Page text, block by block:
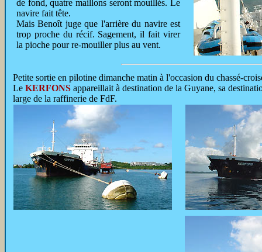
de fond, quatre maillons seront mouillés. Le
navire fait tête.
Mais Benoît juge que l'arrière du navire est
trop proche du récif. Sagement, il fait virer
la pioche pour re-mouiller plus au vent.
Petite sortie en pilotine dimanche matin à l'occasion du chassé-
Le KERFONS appareillait à destination de la Guyane, sa
large de la raffinerie de FdF.